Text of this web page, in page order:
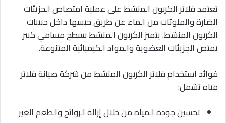
تعتمد فلاتر الكربون المنشط على عملية امتصاص الجزيئات
الضارة والملوثات من الماء عن طريق حبسها داخل حبيبات
الكربون المنشط. يتميز الكربون المنشط بسطح مسامي كبير
يمتص الجزيئات العضوية والمواد الكيميائية المتنوعة.
فوائد استخدام فلاتر الكربون المنشط من شركة صيانة فلاتر
مياه تشمل:
تحسين جودة المياه من خلال إزالة الروائح والطعم الغير